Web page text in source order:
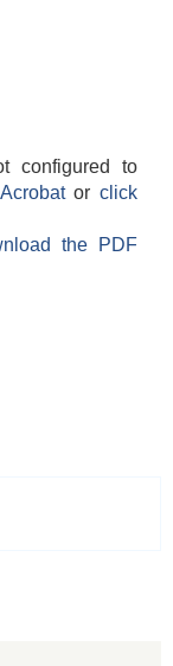
configured to
orclick
the PDF